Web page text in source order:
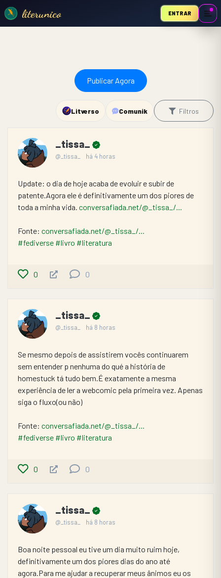
literunico ENTRAR
Publicar Agora
Litverso Comunik Filtros
_tissa_
@_tissa_ há 4 horas
Update: o dia de hoje acaba de evoluir e subir de
patente.Agora ele é definitivamente um dos piores de
toda a minha vida. conversafiada.net/@_tissa_/...
Fonte: conversafiada.net/@_tissa_/...
#fediverse #livro #literatura
0 0
_tissa_
@_tissa_ há 8 horas
Se mesmo depois de assistirem vocês continuarem
sem entender p nenhuma do qué a história de
homestuck tá tudo bem.É exatamente a mesma
experiência de ler a webcomic pela primeira vez. Apenas
siga o fluxo(ou não)
Fonte: conversafiada.net/@_tissa_/...
#fediverse #livro #literatura
0 0
_tissa_
@_tissa_ há 8 horas
Boa noite pessoal eu tive um dia muito ruim hoje,
definitivamente um dos piores dias do ano até
agora.Para me ajudar a recuperar meus ânimos eu os